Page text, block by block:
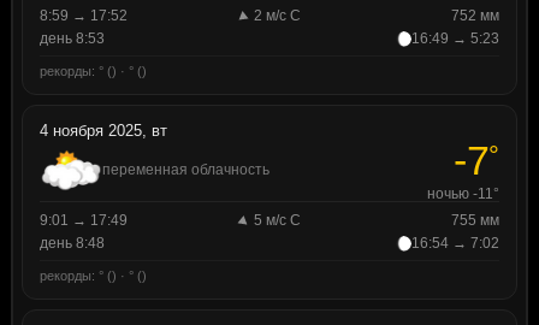
8:59 → 17:52
2 м/с С
752 мм
день 8:53
16:49 → 5:23
рекорды: ° () · ° ()
4 ноября 2025, вт
переменная облачность -7°
ночью -11°
9:01 → 17:49
5 м/с С
755 мм
день 8:48
16:54 → 7:02
рекорды: ° () · ° ()